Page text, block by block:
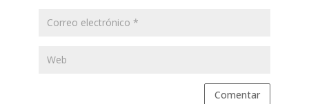
Comentar